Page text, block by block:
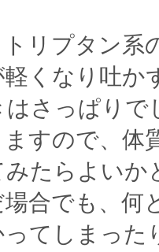
リプタン系
くなり吐か
さっぱりで
すので、体
たらよいか
合でも、何
ってしまった